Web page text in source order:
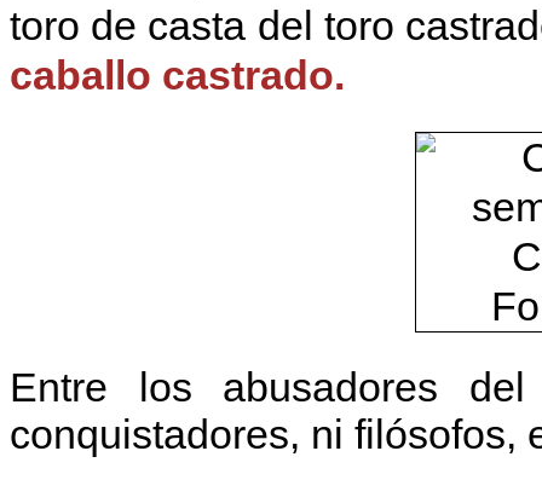
toro de casta del toro
caballo castrado.
Entre los abusadores
conquistadores, ni filósofos,